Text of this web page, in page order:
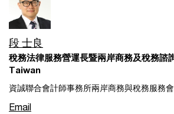
段 士良
稅務法律服務營運長暨兩岸商務及稅務諮
Taiwan
資誠聯合會計師事務所兩岸商務與稅務服務
Email